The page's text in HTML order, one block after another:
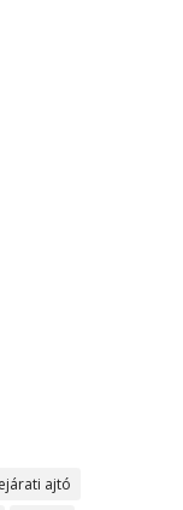
ajtó